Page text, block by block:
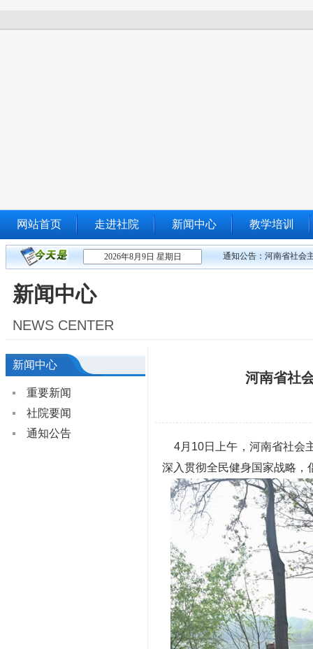
网站首页 走进社院 新闻中心 教学培训
2026年8月9日 星期日 通知公告： 河南省社会
新闻中心
NEWS CENTER
新闻中心
重要新闻
社院要闻
通知公告
河南省社
4月10日上午，河南省社会
深入贯彻全民健身国家战略，